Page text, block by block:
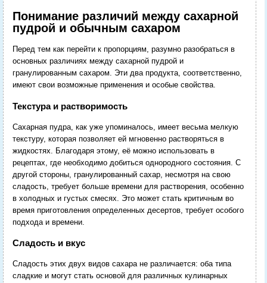
Понимание различий между сахарной
пудрой и обычным сахаром
Перед тем как перейти к пропорциям, разумно разобраться в
основных различиях между сахарной пудрой и
гранулированным сахаром. Эти два продукта, соответственно,
имеют свои возможные применения и особые свойства.
Текстура и растворимость
Сахарная пудра, как уже упоминалось, имеет весьма мелкую
текстуру, которая позволяет ей мгновенно растворяться в
жидкостях. Благодаря этому, её можно использовать в
рецептах, где необходимо добиться однородного состояния. С
другой стороны, гранулированный сахар, несмотря на свою
сладость, требует больше времени для растворения, особенно
в холодных и густых смесях. Это может стать критичным во
время приготовления определенных десертов, требует особого
подхода и времени.
Сладость и вкус
Сладость этих двух видов сахара не различается: оба типа
сладкие и могут стать основой для различных кулинарных